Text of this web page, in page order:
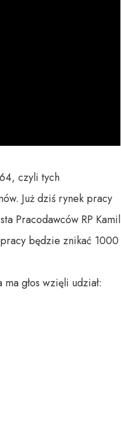
czyli tych
Już dziś rynek pracy
Pracodawców RP Kamil
będzie znikać 1000
głos wzięli udział: